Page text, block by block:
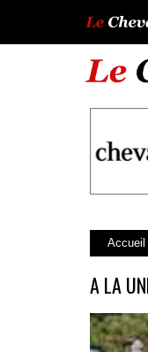
Accueil
A LA